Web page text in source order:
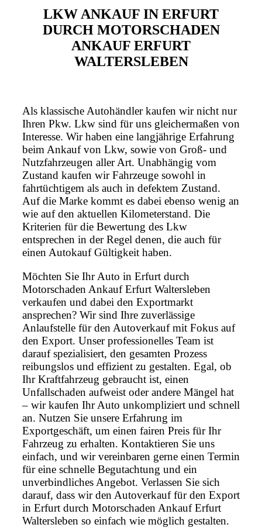
LKW ANKAUF IN ERFURT
DURCH MOTORSCHADEN
ANKAUF ERFURT
WALTERSLEBEN
Als klassische Autohändler kaufen wir nicht nur
Ihren Pkw. Lkw sind für uns gleichermaßen von
Interesse. Wir haben eine langjährige Erfahrung
beim Ankauf von Lkw, sowie von Groß- und
Nutzfahrzeugen aller Art. Unabhängig vom
Zustand kaufen wir Fahrzeuge sowohl in
fahrtüchtigem als auch in defektem Zustand.
Auf die Marke kommt es dabei ebenso wenig an
wie auf den aktuellen Kilometerstand. Die
Kriterien für die Bewertung des Lkw
entsprechen in der Regel denen, die auch für
einen Autokauf Gültigkeit haben.
Möchten Sie Ihr Auto in Erfurt durch
Motorschaden Ankauf Erfurt Waltersleben
verkaufen und dabei den Exportmarkt
ansprechen? Wir sind Ihre zuverlässige
Anlaufstelle für den Autoverkauf mit Fokus auf
den Export. Unser professionelles Team ist
darauf spezialisiert, den gesamten Prozess
reibungslos und effizient zu gestalten. Egal, ob
Ihr Kraftfahrzeug gebraucht ist, einen
Unfallschaden aufweist oder andere Mängel hat
– wir kaufen Ihr Auto unkompliziert und schnell
an. Nutzen Sie unsere Erfahrung im
Exportgeschäft, um einen fairen Preis für Ihr
Fahrzeug zu erhalten. Kontaktieren Sie uns
einfach, und wir vereinbaren gerne einen Termin
für eine schnelle Begutachtung und ein
unverbindliches Angebot. Verlassen Sie sich
darauf, dass wir den Autoverkauf für den Export
in Erfurt durch Motorschaden Ankauf Erfurt
Waltersleben so einfach wie möglich gestalten.